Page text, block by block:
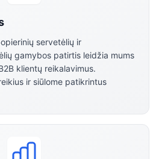
servetėlių ir
gamybos patirtis leidžia mums
klientų reikalavimus.
ir siūlome patikrintus